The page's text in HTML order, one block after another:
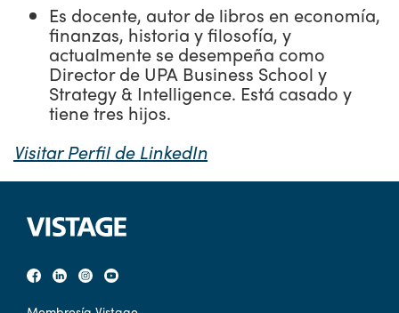
Es docente, autor de libros en economía,
finanzas, historia y filosofía, y
actualmente se desempeña como
Director de UPA Business School y
Strategy & Intelligence. Está casado y
tiene tres hijos.
Visitar Perfil de LinkedIn